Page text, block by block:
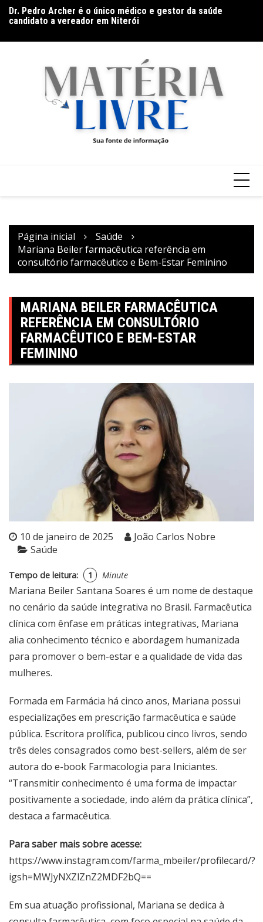
para
conteúdo
Dr. Pedro Archer é o único médico e gestor da saúde
candidato a vereador em Niterói
Página inicial
Saúde
Mariana Beiler farmacêutica referência em
consultório farmacêutico e Bem-Estar Feminino
MARIANA BEILER FARMACÊUTICA
REFERÊNCIA EM CONSULTÓRIO
FARMACÊUTICO E BEM-ESTAR
FEMININO
10 de janeiro de 2025
João Carlos Nobre
Saúde
Tempo de leitura: 1 Minute
Mariana Beiler Santana Soares é um nome de destaque
no cenário da saúde integrativa no Brasil. Farmacêutica
clínica com ênfase em práticas integrativas, Mariana
alia conhecimento técnico e abordagem humanizada
para promover o bem-estar e a qualidade de vida das
mulheres.
Formada em Farmácia há cinco anos, Mariana possui
especializações em prescrição farmacêutica e saúde
pública. Escritora prolífica, publicou cinco livros, sendo
três deles consagrados como best-sellers, além de ser
autora do e-book Farmacologia para Iniciantes.
“Transmitir conhecimento é uma forma de impactar
positivamente a sociedade, indo além da prática clínica”,
destaca a farmacêutica.
Para saber mais sobre acesse:
https://www.instagram.com/farma_mbeiler/profilecard/?
igsh=MWJyNXZlZnZ2MDF2bQ==
Em sua atuação profissional, Mariana se dedica à